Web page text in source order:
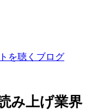
を聴く ブログ
み上げ業界